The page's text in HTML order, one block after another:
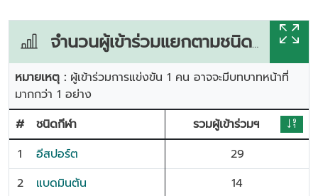
จำนวนผู้เข้าร่วมแยกตามชนิดกีฬา
หมายเหตุ : ผู้เข้าร่วมการแข่งขัน 1 คน อาจจะมีบทบาทหน้าที่
มากกว่า 1 อย่าง
#
ชนิดกีฬา
รวมผู้เข้าร่วมฯ
1
อีสปอร์ต
29
2
แบดมินตัน
14